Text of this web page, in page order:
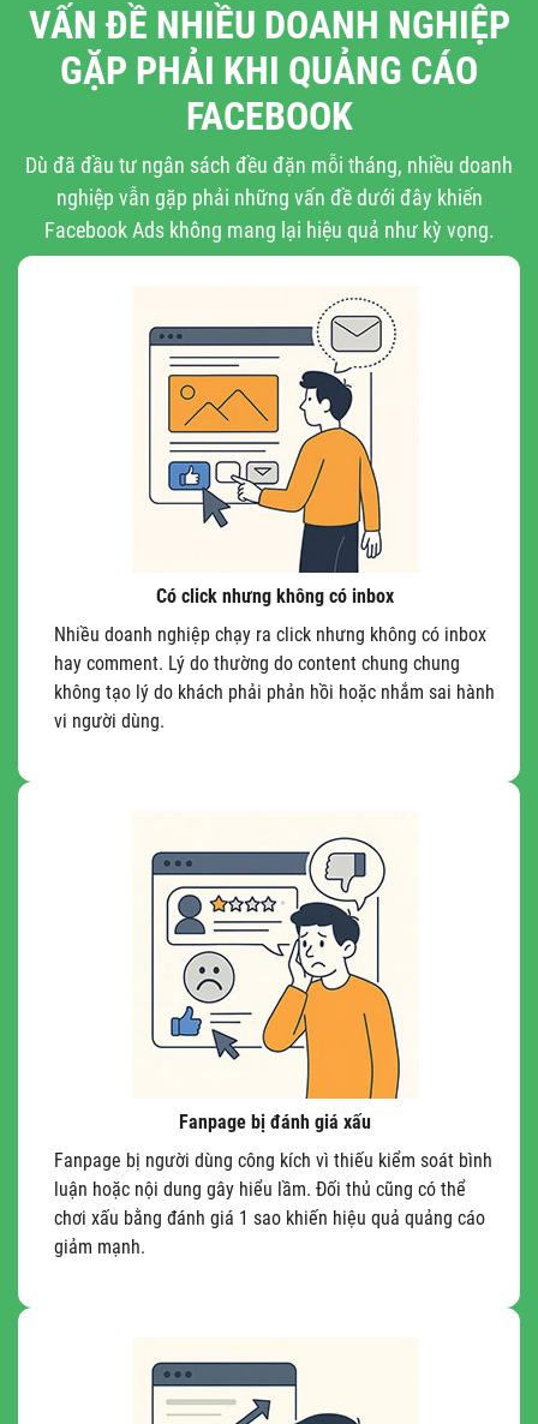
VẤN ĐỀ NHIỀU DOANH NGHIỆP
GẶP PHẢI KHI QUẢNG CÁO
FACEBOOK
Dù đã đầu tư ngân sách đều đặn mỗi tháng, nhiều doanh
nghiệp vẫn gặp phải những vấn đề dưới đây khiến
Facebook Ads không mang lại hiệu quả như kỳ vọng.
Có click nhưng không có inbox
Nhiều doanh nghiệp chạy ra click nhưng không có inbox
hay comment. Lý do thường do content chung chung
không tạo lý do khách phải phản hồi hoặc nhắm sai hành
vi người dùng.
Fanpage bị đánh giá xấu
Fanpage bị người dùng công kích vì thiếu kiểm soát bình
luận hoặc nội dung gây hiểu lầm. Đối thủ cũng có thể
chơi xấu bằng đánh giá 1 sao khiến hiệu quả quảng cáo
giảm mạnh.